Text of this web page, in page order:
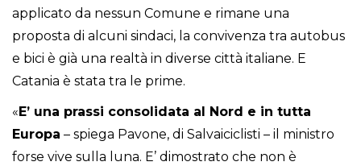
applicato da nessun Comune e rimane una
proposta di alcuni sindaci, la convivenza tra autobus
e bici è già una realtà in diverse città italiane. E
Catania è stata tra le prime.
«E’ una prassi consolidata al Nord e in tutta
Europa – spiega Pavone, di Salvaiciclisti – il ministro
forse vive sulla luna. E’ dimostrato che non è